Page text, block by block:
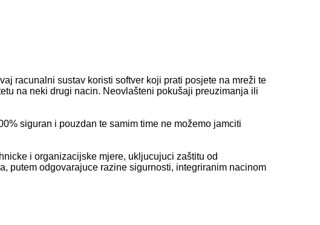
racunalni sustav koristi softver koji prati posjete na mreži te
na neki drugi nacin. Neovlašteni pokušaji preuzimanja ili
siguran i pouzdan te samim time ne možemo jamciti
i organizacijske mjere, ukljucujuci zaštitu od
putem odgovarajuce razine sigurnosti, integriranim nacinom